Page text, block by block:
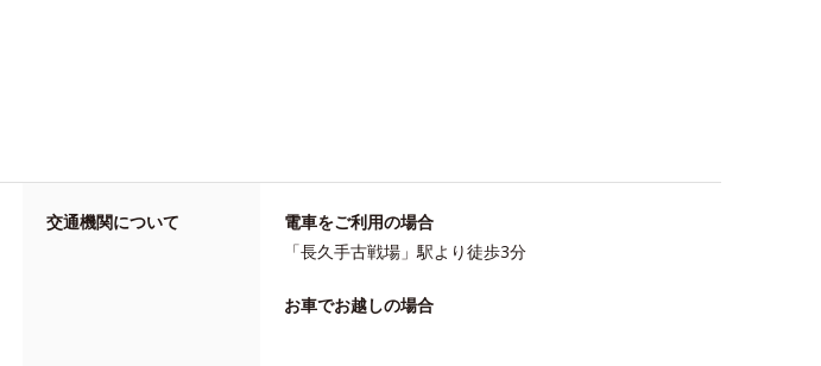
交通機関について
電車をご利用の場合
「長久手古戦場」駅より徒歩3分
お車でお越しの場合